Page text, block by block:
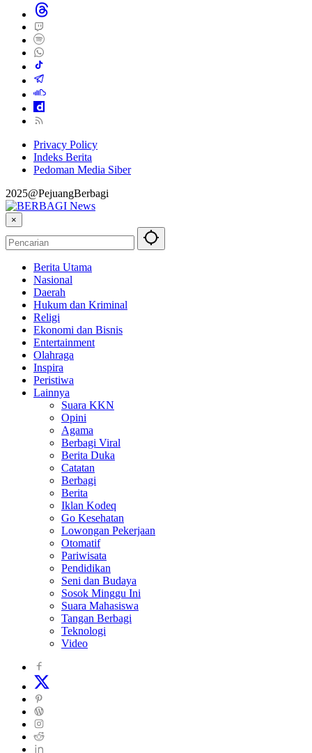
Privacy Policy
Indeks Berita
Pedoman Media Siber
2025@PejuangBerbagi
×
Berita Utama
Nasional
Daerah
Hukum dan Kriminal
Religi
Ekonomi dan Bisnis
Entertainment
Olahraga
Inspira
Peristiwa
Lainnya
Suara KKN
Opini
Agama
Berbagi Viral
Berita Duka
Catatan
Berbagi
Berita
Iklan Kodeq
Go Kesehatan
Lowongan Pekerjaan
Otomatif
Pariwisata
Pendidikan
Seni dan Budaya
Sosok Minggu Ini
Suara Mahasiswa
Tangan Berbagi
Teknologi
Video